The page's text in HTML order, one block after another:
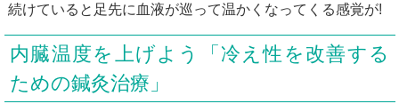
続けていると足先に血液が巡って温かくなってくる感覚が!
内臓温度を上げよう「冷え性を改善する
ための鍼灸治療」